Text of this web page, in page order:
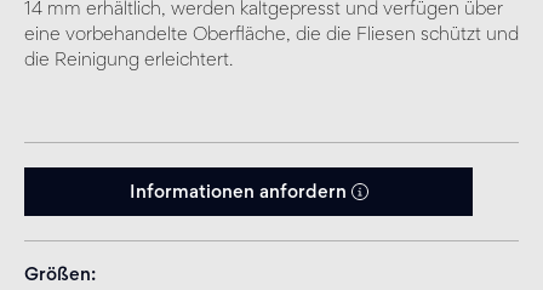
14 mm erhältlich, werden kaltgepresst und verfügen über
eine vorbehandelte Oberfläche, die die Fliesen schützt und
die Reinigung erleichtert.
Informationen anfordern
Größen